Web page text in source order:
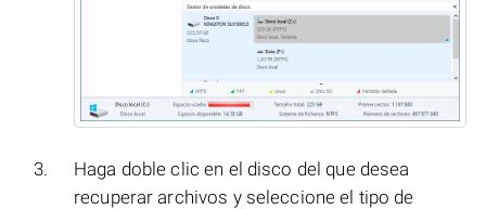
Haga doble clic en el disco del que desea
recuperar archivos y seleccione el tipo de